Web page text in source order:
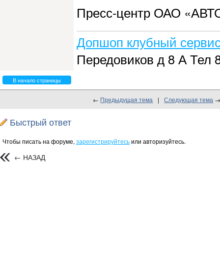
Пресс-центр ОАО
Допшоп клубный
Передовиков д 8 А Тел
В начало страницы
← Предыдущая тема | Следующая тема
Быстрый ответ
Чтобы писать на форуме, зарегистрируйтесьили авторизуйтесь.
← НАЗАД